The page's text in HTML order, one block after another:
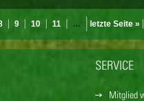
9 10 11 … letzte Seite »
SERVICE
Mitglied